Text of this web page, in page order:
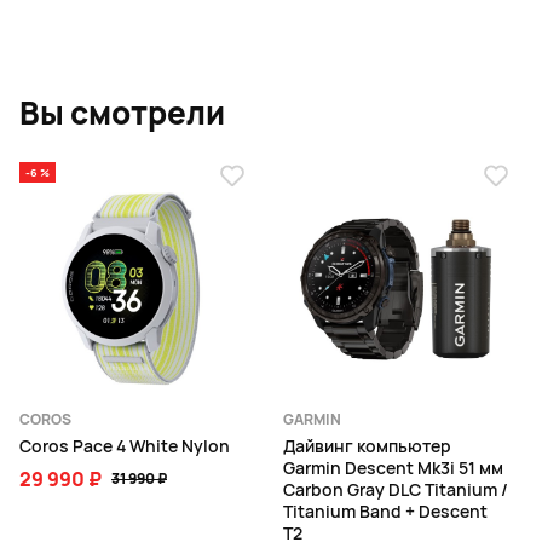
Вы смотрели
-6 %
COROS
Coros Pace 4 White Nylon
29 990 ₽ 31 990 ₽
GARMIN
Дайвинг компьютер
Garmin Descent Mk3i 51 мм
Carbon Gray DLC Titanium /
Titanium Band + Descent
T2